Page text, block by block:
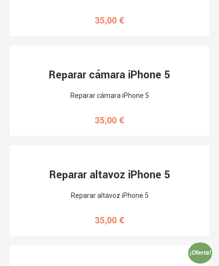
35,00€
Reparar cámara iPhone 5
Reparar cámara iPhone 5
35,00€
Reparar altavoz iPhone 5
Reparar altavoz iPhone 5
35,00€
¡Oferta!